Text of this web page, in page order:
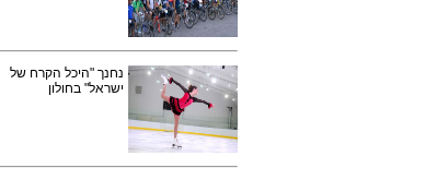
נחנך "היכל הקרח של
ישראל" בחולון